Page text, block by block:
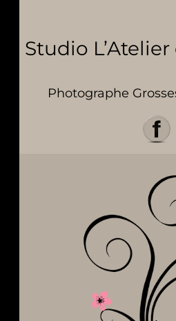
Studio
Photographe